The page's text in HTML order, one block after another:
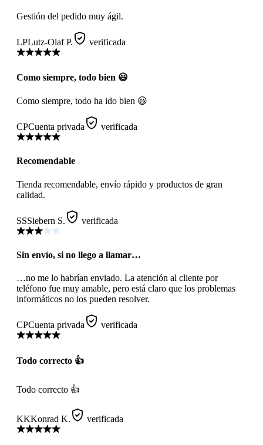
Gestión del pedido muy ágil.
LPLutz-Olaf P. verificada
Como siempre, todo bien 😃
Como siempre, todo ha ido bien 😃
CPCuenta privada verificada
Recomendable
Tienda recomendable, envío rápido y productos de gran
calidad.
SSSiebern S. verificada
Sin envío, si no llego a llamar…
…no me lo habrían enviado. La atención al cliente por
teléfono fue muy amable, pero está claro que los problemas
informáticos no los pueden resolver.
CPCuenta privada verificada
Todo correcto 👍
Todo correcto 👍
KKKonrad K. verificada